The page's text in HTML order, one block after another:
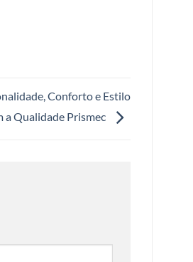
Conforto e Estilo
a Qualidade Prismec